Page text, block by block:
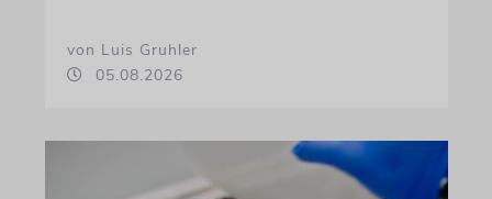
von Luis Gruhler
05.08.2026